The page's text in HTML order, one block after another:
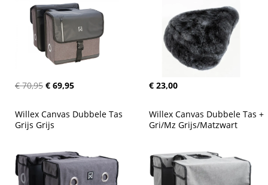
€ 70,95 € 69,95 € 23,00
Willex Canvas Dubbele Tas
Grijs Grijs
Willex Canvas Dubbele Tas +
Gri/Mz Grijs/Matzwart